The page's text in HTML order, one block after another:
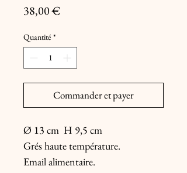
38,00 €Prix
Quantité *
Commander et payer
Ø 13 cm  H 9,5 cm
Grés haute température.
Email alimentaire.